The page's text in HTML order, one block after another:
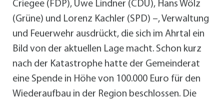
Criegee (FDP), Uwe Lindner (CDU), Hans Wölz
(Grüne) und Lorenz Kachler (SPD) –, Verwaltung
und Feuerwehr ausdrückt, die sich im Ahrtal ein
Bild von der aktuellen Lage macht. Schon kurz
nach der Katastrophe hatte der Gemeinderat
eine Spende in Höhe von 100.000 Euro für den
Wiederaufbau in der Region beschlossen. Die